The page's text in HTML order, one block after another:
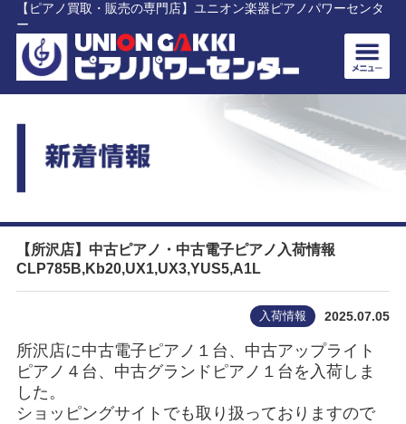
【ピアノ買取・販売の専門店】ユニオン楽器ピアノパワーセンタ
ー
【所沢店】中古ピアノ・中古電子ピアノ入荷情報
CLP785B,Kb20,UX1,UX3,YUS5,A1L
入荷情報 2025.07.05
所沢店に中古電子ピアノ１台、中古アップライト
ピアノ４台、中古グランドピアノ１台を入荷しま
した。
ショッピングサイトでも取り扱っておりますので